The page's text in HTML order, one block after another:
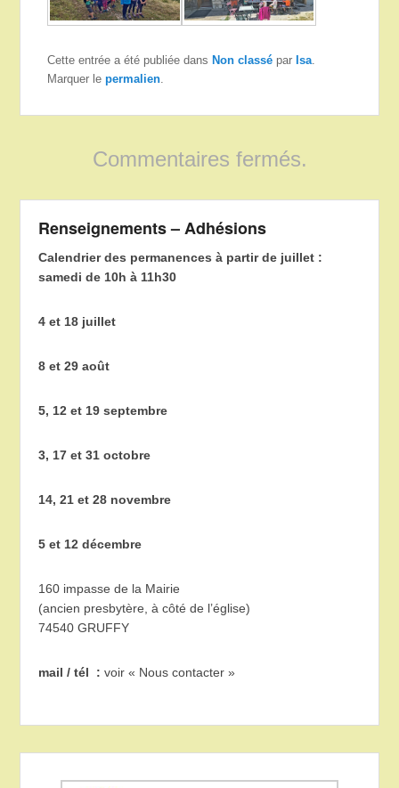
Cette entrée a été publiée dansNon classé parIsa
Marquer lepermalien
Commentaires fermés.
Renseignements – Adhésions
Calendrier des permanences à partir de juillet :
samedi de 10h à 11h30
4 et 18 juillet
8 et 29 août
5, 12 et 19 septembre
3, 17 et 31 octobre
14, 21 et 28 novembre
5 et 12 décembre
160 impasse de la Mairie
(ancien presbytère, à côté de l’église)
74540 GRUFFY
mail / tél :voir « Nous contacter »